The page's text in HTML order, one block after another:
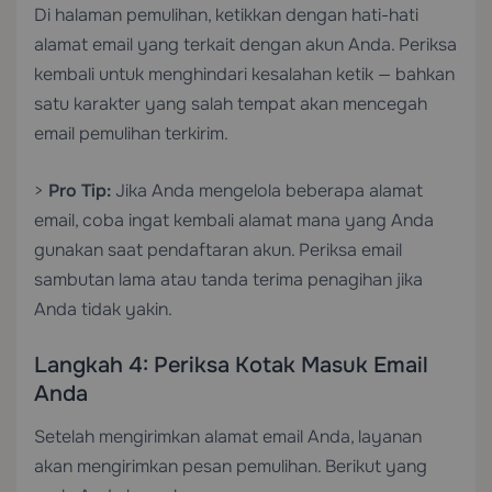
Di halaman pemulihan, ketikkan dengan hati-hati
alamat email yang terkait dengan akun Anda. Periksa
kembali untuk menghindari kesalahan ketik — bahkan
satu karakter yang salah tempat akan mencegah
email pemulihan terkirim.
> Pro Tip: Jika Anda mengelola beberapa alamat
email, coba ingat kembali alamat mana yang Anda
gunakan saat pendaftaran akun. Periksa email
sambutan lama atau tanda terima penagihan jika
Anda tidak yakin.
Langkah 4: Periksa Kotak Masuk Email
Anda
Setelah mengirimkan alamat email Anda, layanan
akan mengirimkan pesan pemulihan. Berikut yang